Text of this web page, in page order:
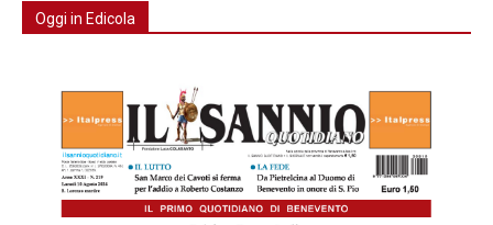
Oggi in Edicola